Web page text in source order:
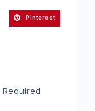
Pinterest
Required